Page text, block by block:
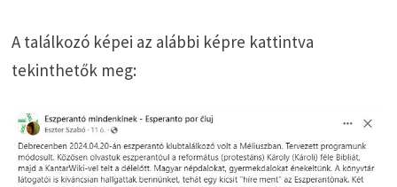
A találkozó képei az alábbi képre kattintva
tekinthetők meg: